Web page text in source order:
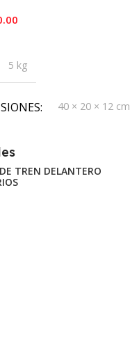
5 kg
40 × 20 × 12 cm
TREN DELANTERO